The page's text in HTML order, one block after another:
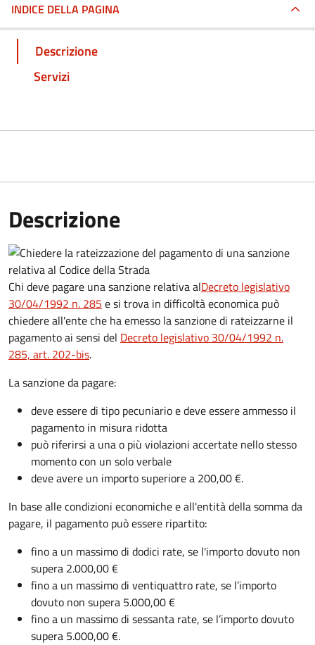
INDICE DELLA PAGINA
Descrizione
Servizi
Descrizione
Chi deve pagare una sanzione relativa alDecreto legislativo
30/04/1992 n. 285 e si trova in difficoltà economica può
chiedere all'ente che ha emesso la sanzione di rateizzarne il
pagamento ai sensi del Decreto legislativo 30/04/1992 n.
285, art. 202-bis.
La sanzione da pagare:
deve essere di tipo pecuniario e deve essere ammesso il
pagamento in misura ridotta
può riferirsi a una o più violazioni accertate nello stesso
momento con un solo verbale
deve avere un importo superiore a 200,00 €.
In base alle condizioni economiche e all'entità della somma da
pagare, il pagamento può essere ripartito:
fino a un massimo di dodici rate, se l'importo dovuto non
supera 2.000,00 €
fino a un massimo di ventiquattro rate, se l’importo
dovuto non supera 5.000,00 €
fino a un massimo di sessanta rate, se l’importo dovuto
supera 5.000,00 €.